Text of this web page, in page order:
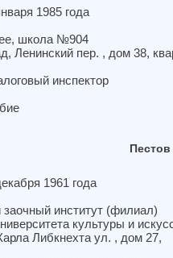
1985 года
школа №904
Ленинский пер. , дом 38,
инспектор
1961 года
институт (филиал)
культуры и
Либкнехта ул. , дом 27,